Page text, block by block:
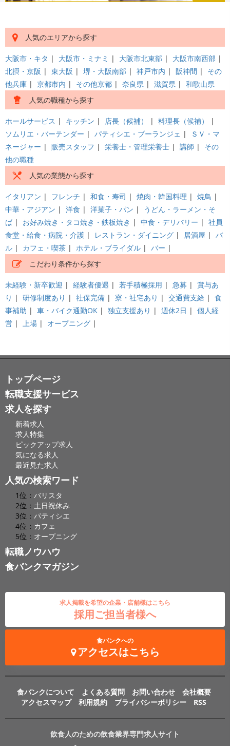
人気のエリアから探す
大阪市・キタ | 大阪市・ミナミ | 大阪市北東部 | 大阪市南西部 |
北摂・京阪 | 東大阪 | 堺・大阪南部 | 神戸市内 | 阪神間 | その
他兵庫 | 京都市内 | その他京都 | 奈良県 | 滋賀県 | 和歌山県
人気の職種から探す
ホールサービス | キッチン | 店長（候補） | 料理長（候補）
|
ソムリエ・バーテンダー | パティシエ・ブーランジェ |
ＳＶ・マ
ネージャー | 販売スタッフ | 栄養士・管理栄養士 | 講師 | その
他の職種
人気の業態から探す
イタリアン | フレンチ | 和食・寿司 | 焼肉・韓国料理 | 焼鳥 |
中華・アジアン | 洋食 | 洋菓子・パン |
うどん・ラーメン・そ
ば | お好み焼き・タコ焼き・鉄板焼き | 中食・デリバリー | 社員
食堂・給食・病院・介護 | レストラン・ダイニング | 居酒屋 | バ
ル | カフェ・喫茶 | ホテル・ブライダル | バー |
こだわり条件から探す
未経験・新卒歓迎 | 経験者優遇 | 若手積極採用 | 急募 | 賞与あ
り | 研修制度あり | 社保完備 | 寮・社宅あり | 交通費支給 | 食
事補助 | 車・バイク通勤OK | 独立支援あり | 週休2日 | 個人経
営 | 上場 | オープニング |
トップページ
転職支援サービス
求人を探す
新着求人
求人特集
ピックアップ求人
気になる求人
最近見た求人
人気の検索ワード
1位： バリスタ
2位： 土日祝休み
3位： パティシエ
4位： カフェ
5位： オープニング
転職ノウハウ
食バンクマガジン
求人掲載を希望の企業・店舗様はこちら
採用ご担当者様へ
食バンクへの
アクセスはこちら
食バンクについて よくある質問 お問い合わせ
会社概要
アクセスマップ
利用規約 プライバシーポリシー RSS
飲食人のための飲食業界専門求人サイト